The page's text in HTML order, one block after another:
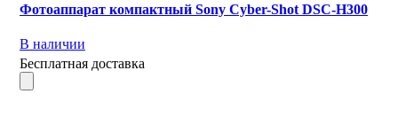
Фотоаппарат компактный Sony Cyber-Shot DSC-H300
В наличии
Бесплатная доставка